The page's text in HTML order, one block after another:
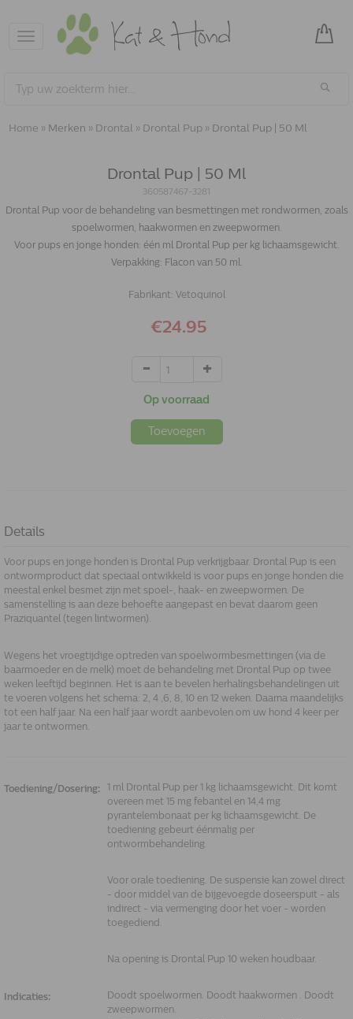
Toggle
navigation
Home » Merken » Drontal » Drontal Pup » Drontal Pup | 50 Ml
Drontal Pup | 50 Ml
360587467-3281
Drontal Pup voor de behandeling van besmettingen met rondwormen, zoals
spoelwormen, haakwormen en zweepwormen.
Voor pups en jonge honden: één ml Drontal Pup per kg lichaamsgewicht.
Verpakking: Flacon van 50 ml.
Fabrikant: Vetoquinol
€24.95
Op voorraad
Toevoegen
Details
Voor pups en jonge honden is Drontal Pup verkrijgbaar. Drontal Pup is een
ontwormproduct dat speciaal ontwikkeld is voor pups en jonge honden die
meestal enkel besmet zijn met spoel-, haak- en zweepwormen. De
samenstelling is aan deze behoefte aangepast en bevat daarom geen
Praziquantel (tegen lintwormen).
Wegens het vroegtijdige optreden van spoelwormbesmettingen (via de
baarmoeder en de melk) moet de behandeling met Drontal Pup op twee
weken leeftijd beginnen. Het is aan te bevelen herhalingsbehandelingen uit
te voeren volgens het schema: 2, 4 ,6, 8, 10 en 12 weken. Daarna maandelijks
tot een half jaar. Na een half jaar wordt aanbevolen om uw hond 4 keer per
jaar te ontwormen.
Toediening/Dosering:
1 ml Drontal Pup per 1 kg lichaamsgewicht. Dit komt
overeen met 15 mg febantel en 14,4 mg
pyrantelembonaat per kg lichaamsgewicht. De
toediening gebeurt éénmalig per
ontwormbehandeling.
Voor orale toediening. De suspensie kan zowel direct
- door middel van de bijgevoegde doseerspuit - als
indirect - via vermenging door het voer - worden
toegediend.
Na opening is Drontal Pup 10 weken houdbaar.
Indicaties:
Doodt spoelwormen. Doodt haakwormen . Doodt
zweepwormen.